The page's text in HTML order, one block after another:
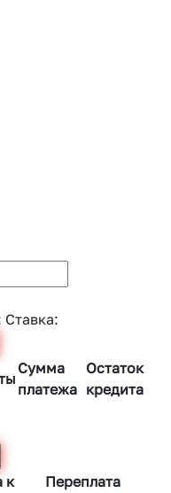
Ставка:
Сумма
платежа
Остаток
кредита
к
Переплата